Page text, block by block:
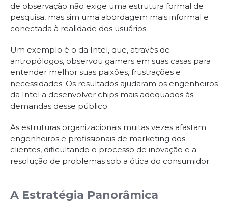
de observação não exige uma estrutura formal de
pesquisa, mas sim uma abordagem mais informal e
conectada à realidade dos usuários.
Um exemplo é o da Intel, que, através de
antropólogos, observou gamers em suas casas para
entender melhor suas paixões, frustrações e
necessidades. Os resultados ajudaram os engenheiros
da Intel a desenvolver chips mais adequados às
demandas desse público.
As estruturas organizacionais muitas vezes afastam
engenheiros e profissionais de marketing dos
clientes, dificultando o processo de inovação e a
resolução de problemas sob a ótica do consumidor.
A Estratégia Panorâmica